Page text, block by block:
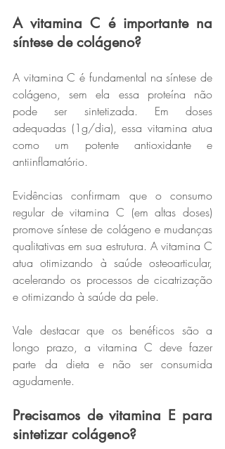
A vitamina C é importante na
síntese de colágeno?
A vitamina C é fundamental na síntese de
colágeno, sem ela essa proteína não
pode ser sintetizada. Em doses
adequadas (1g/dia), essa vitamina atua
como um potente antioxidante e
antiinflamatório.
Evidências confirmam que o consumo
regular de vitamina C (em altas doses)
promove síntese de colágeno e mudanças
qualitativas em sua estrutura. A vitamina C
atua otimizando à saúde osteoarticular,
acelerando os processos de cicatrização
e otimizando à saúde da pele.
Vale destacar que os benéficos são a
longo prazo, a vitamina C deve fazer
parte da dieta e não ser consumida
agudamente.
Precisamos de vitamina E para
sintetizar colágeno?